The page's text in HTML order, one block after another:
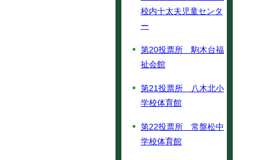
校内十太夫児童センタ
ー
第20投票所 駒木台福
祉会館
第21投票所 八木北小
学校体育館
第22投票所 常盤松中
学校体育館